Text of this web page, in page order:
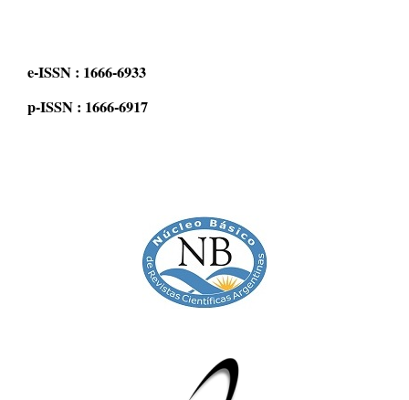
e-ISSN : 1666-6933
p-ISSN : 1666-6917